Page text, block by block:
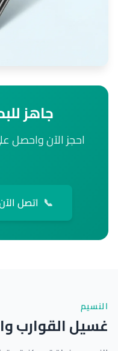
جاهز
احجز الآن واحصل
📞 اتصل
النسيم
غسيل القوارب